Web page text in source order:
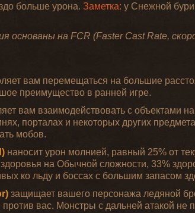
больше урона.Заметка: у Снежной бури
основаны на FCR (Faster Cast Rate,
вам перемещаться на большие
преимущество в ранней игре.
вам взаимодействовать с объектами
порталах и некоторых других
мобов.
наносит урон молнией, равный 25% от
на Обычной сложности, 33%
ко льду и боссах с большим запасом
защищает вашего персонажа ледяной
против вас. Монстры с дальней атакой